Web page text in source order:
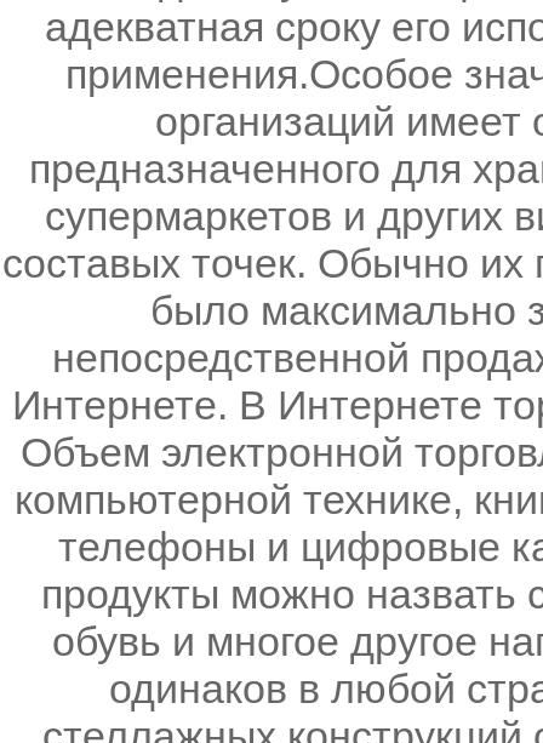
адекватная сроку его
применения.Особое
организаций
предназначенного для
супермаркетов и других
составых точек. Обычно
было максимально
непосредственной
Интернете. В Интернете
Объем электронной
компьютерной технике,
телефоны и цифровые
продукты можно
обувь и многое другое
одинаков в любой